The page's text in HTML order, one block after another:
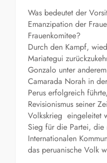
Was bedeutet der
Emanzipation der
Frauenkomitee?
Durch den Kampf,
Mariategui
Gonzalo unter
Camarada Norah in
Perus erfolgreich
Revisionismus seiner
Volkskrieg eingeleitet
Sieg für die Partei, die
Internationalen
das peruanische Volk